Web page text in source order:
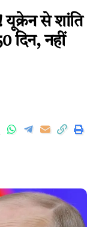
यूक्रेन से शांति
दिन, नहीं